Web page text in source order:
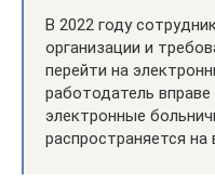
В 2022 году
организации и
перейти на
работодатель
электронные
распространяется на